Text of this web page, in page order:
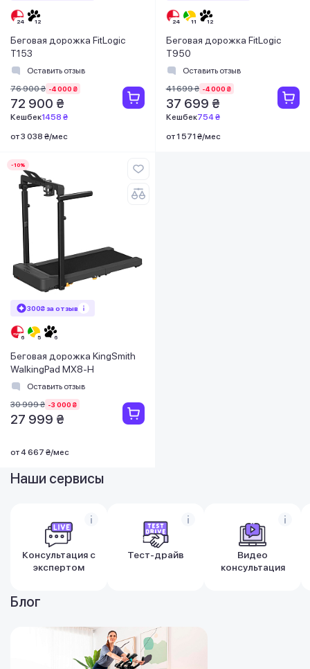
Беговая дорожка FitLogic
T153
Оставить отзыв
76 900 ₴ -4 000 ₴
72 900 ₴
Кешбек1458 ₴
от 3 038 ₴/мес
Беговая дорожка FitLogic
T950
Оставить отзыв
41 699 ₴ -4 000 ₴
37 699 ₴
Кешбек754 ₴
от 1 571 ₴/мес
-10%
300₴ за отзыв
Беговая дорожка KingSmith
WalkingPad MX8-H
Оставить отзыв
30 999 ₴ -3 000 ₴
27 999 ₴
от 4 667 ₴/мес
Наши сервисы
Консультация с
экспертом
Тест-драйв
Видео
консультация
Блог